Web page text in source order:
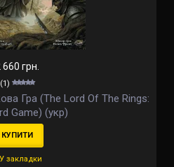
660 грн.
(1)
Гра (The Lord Of The Rings:
Game) (укр)
КУПИТИ
У закладки